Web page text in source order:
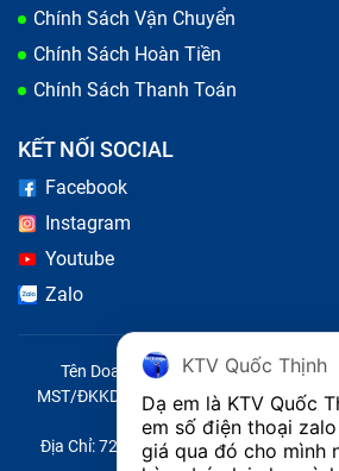
Chính Sách Vận Chuyển
Chính Sách Hoàn Tiền
Chính Sách Thanh Toán
KẾT NỐI SOCIAL
Facebook
Instagram
Youtube
Zalo
Tên Doanh Nghiệp: CÔNG TY TNHH
MST/ĐKKD/QĐTL: 0316569346 do sở
14/04/2023
Địa Chỉ: 721 Trường Chinh, Phường Tây
KTV Quốc Thịnh
Dạ em là KTV Quốc
em số điện thoại
giá qua đó cho mình